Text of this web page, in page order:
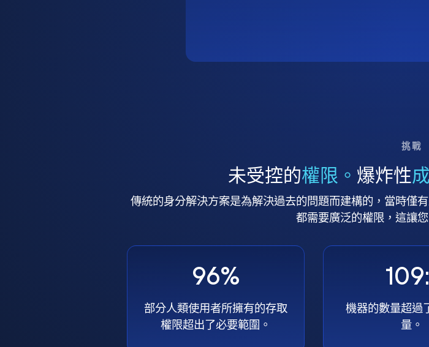
挑戰
未受控的權限。 爆炸性
傳統的身分解決方案是為解決過去的問題而建構的，當時僅
都需要廣泛的權限，這讓
96%
部分人類使用者所擁有的存取
權限超出了必要範圍。
機器的數量超過
量。